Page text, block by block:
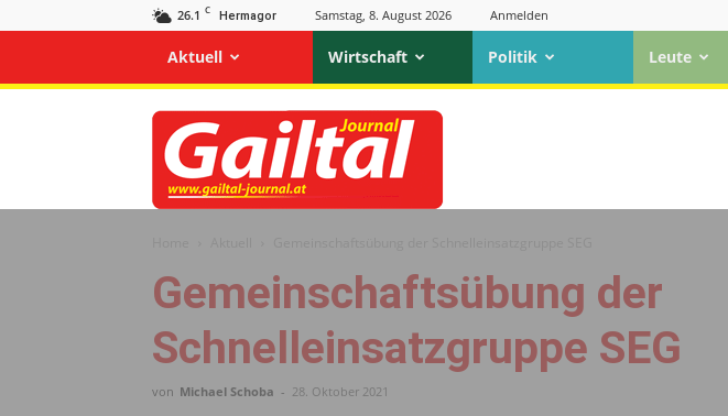
26.1 C Hermagor Samstag, 8. August 2026 Anmelden
Aktuell Wirtschaft Politik Leute
Gailtal
Journal
Gemeinschaftsübung der
Schnelleinsatzgruppe SEG
von Michael Schoba - 28. Oktober 2021